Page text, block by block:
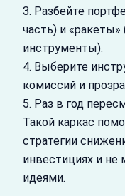
3. Разбейте
часть) и
инструменты).
4. Выберите
комиссий и
5. Раз в год
Такой каркас
стратегии
инвестициях и
идеями.